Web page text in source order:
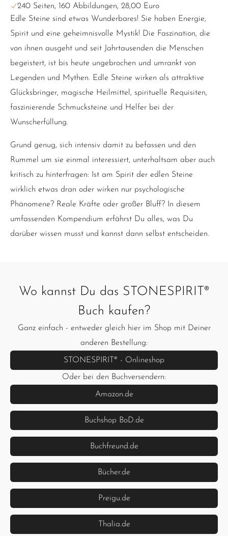
240 Seiten, 160 Abbildungen, 28,00 Euro
Edle Steine sind etwas Wunderbares! Sie haben Energie,
Spirit und eine geheimnisvolle Mystik! Die Faszination, die
von ihnen ausgeht und seit Jahrtausenden die Menschen
begeistert, ist bis heute ungebrochen und umrankt von
Legenden und Mythen. Edle Steine wirken als attraktive
Glücksbringer, magische Heilmittel, spirituelle Requisiten,
faszinierende Schmucksteine und Helfer bei der
Wunscherfüllung.
Grund genug, sich intensiv damit zu befassen und den
Rummel um sie einmal interessiert, unterhaltsam aber auch
kritisch zu hinterfragen: Ist am Spirit der edlen Steine
wirklich etwas dran oder wirken nur psychologische
Phänomene? Reale Kräfte oder großer Bluff? In diesem
umfassenden Kompendium erfährst Du alles, was Du
darüber wissen musst und kannst dann selbst entscheiden.
Wo kannst Du das STONESPIRIT®
Buch kaufen?
Ganz einfach - entweder gleich hier im Shop mit Deiner
anderen Bestellung:
STONESPIRIT® - Onlineshop
Oder bei den Buchversendern:
Amazon.de
Buchshop BoD.de
Buchfreund.de
Bücher.de
Preigu.de
Thalia.de